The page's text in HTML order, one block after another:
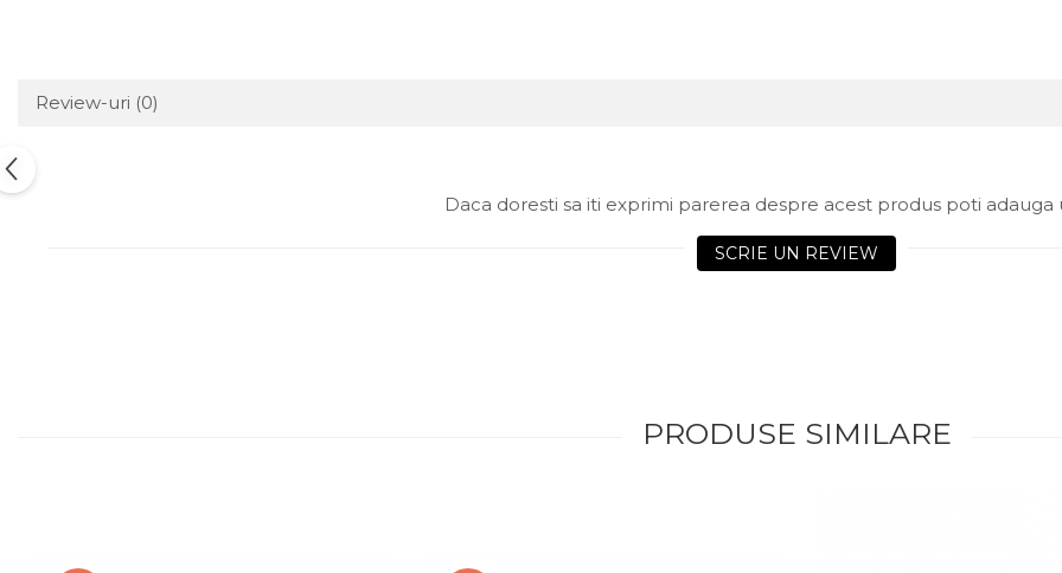
Review-uri (0)
Daca doresti sa iti exprimi parerea despre acest produs poti adauga
SCRIE UN REVIEW
PRODUSE SIMILARE